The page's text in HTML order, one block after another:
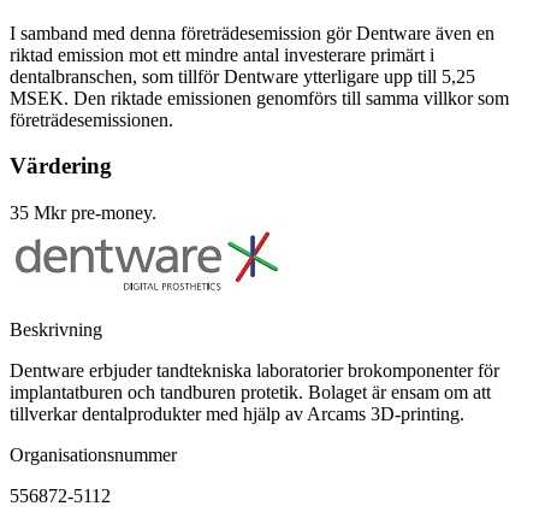
I samband med denna företrädesemission gör Dentware även en
riktad emission mot ett mindre antal investerare primärt i
dentalbranschen, som tillför Dentware ytterligare upp till 5,25
MSEK. Den riktade emissionen genomförs till samma villkor som
företrädesemissionen.
Värdering
35 Mkr pre-money.
Beskrivning
Dentware erbjuder tandtekniska laboratorier brokomponenter för
implantatburen och tandburen protetik. Bolaget är ensam om att
tillverkar dentalprodukter med hjälp av Arcams 3D-printing.
Organisationsnummer
556872-5112